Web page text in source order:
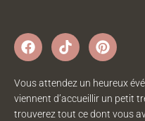
Vous attendez un heureux
viennent d’accueillir un petit
trouverez tout ce dont vous